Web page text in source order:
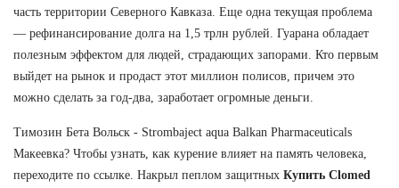
часть территории Северного Кавказа. Еще одна текущая проблема
— рефинансирование долга на 1,5 трлн рублей. Гуарана обладает
полезным эффектом для людей, страдающих запорами. Кто первым
выйдет на рынок и продаст этот миллион полисов, причем это
можно сделать за год-два, заработает огромные деньги.
Tимозин Бета Вольск - Strombaject aqua Balkan Pharmaceuticals
Макеевка? Чтобы узнать, как курение влияет на память человека,
переходите по ссылке. Накрыл пеплом защитных Купить Clomed